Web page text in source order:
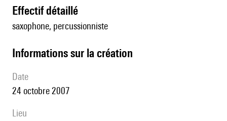
effectif détaillé
saxophone, percussionniste
informations sur la création
date
24 octobre 2007
lieu